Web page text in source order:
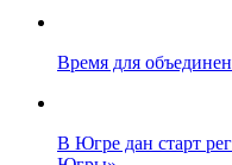
Время для
В Югре дан старт